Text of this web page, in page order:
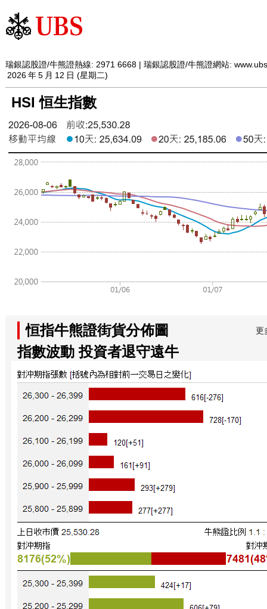
瑞銀認股證/牛熊證熱線: 2971 6668 | 瑞銀認股證/牛熊證網站:
2026年5 月 12 日 (星期二)
HSI 恒生指數
恒指牛熊證街貨分佈圖 更
指數波動 投資者退守遠牛